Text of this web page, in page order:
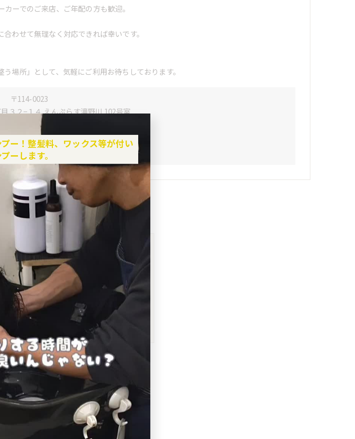
ーでのご来店、ご年配の方も歓迎。
わせて無理なく対応できれば幸いです。
場所」として、気軽にご利用お待ちしております。
〒114-0023
３２−１４ えんぷらす滝野川 102号室
03-6903-6337
ご予約はこちら
目次
快適なメンズカット体験
視したいアクセスと快適空間
る清潔感あるメンズカット
いやすい美容室の魅力
ごせる美容室の空気感
想的なメンズカット体験
安心できる理由とは
方でも安心の距離感と雰囲気
で緊張せず過ごすヒント
からこそ相談しやすい美容室
ズカット体験
当日予約OK
ー！整髪料、ワックス等が付い
ーします。
元カラーとクイックトリートメ
おしゃれ染めOK◎ブリーチ、
ブリン酸、植物美容オイル配合
イックTRを一緒に♪